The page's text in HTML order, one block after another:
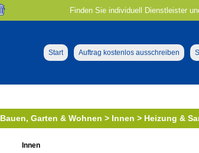
Finden Sie individuell Dienstleister
Start Auftrag kostenlos ausschreiben
Bauen, Garten & Wohnen > Innen > Heizung &
Innen